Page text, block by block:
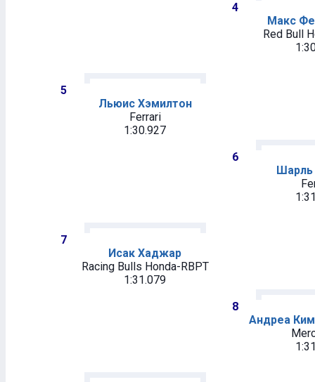
4
Макс
Red Bull
5
Льюис Хэмилтон
Ferrari
1:30.927
6
Шарль
7
Исак Хаджар
Racing Bulls Honda-RBPT
1:31.079
8
Андреа